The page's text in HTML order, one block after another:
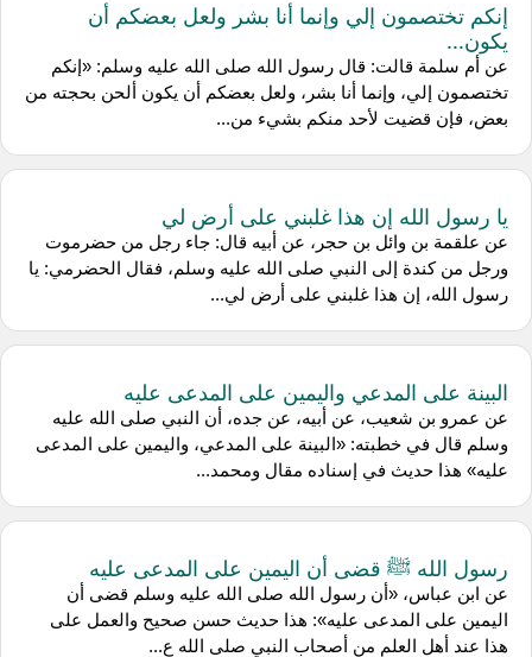
إنكم تختصمون إلي وإنما أنا بشر ولعل بعضكم أن
يكون...
عن أم سلمة قالت: قال رسول الله صلى الله عليه وسلم: «إنكم
تختصمون إلي، وإنما أنا بشر، ولعل بعضكم أن يكون ألحن بحجته من
بعض، فإن قضيت لأحد منكم بشيء من...
يا رسول الله إن هذا غلبني على أرض لي
عن علقمة بن وائل بن حجر، عن أبيه قال: جاء رجل من حضرموت
ورجل من كندة إلى النبي صلى الله عليه وسلم، فقال الحضرمي: يا
رسول الله، إن هذا غلبني على أرض لي...
البينة على المدعي واليمين على المدعى عليه
عن عمرو بن شعيب، عن أبيه، عن جده، أن النبي صلى الله عليه
وسلم قال في خطبته: «البينة على المدعي، واليمين على المدعى
عليه» هذا حديث في إسناده مقال ومحمد...
رسول الله ﷺ قضى أن اليمين على المدعى عليه
عن ابن عباس، «أن رسول الله صلى الله عليه وسلم قضى أن
اليمين على المدعى عليه»: هذا حديث حسن صحيح والعمل على
هذا عند أهل العلم من أصحاب النبي صلى الله ع...